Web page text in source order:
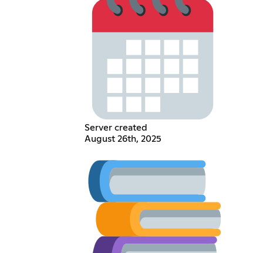
Server created
August 26th, 2025